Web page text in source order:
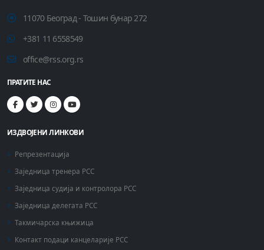
11070 Београд - Тошин бунар 272
+381 11 6558549
office@rss.org.rs
ПРАТИТЕ НАС
ИЗДВОЈЕНИ ЛИНКОВИ
Репрезентација
Заједница тренера РСС
Заједница судија и контролора РСС
Заједница делегата РСС
Такмичарска књижица
Контакт подаци канцеларије РСС